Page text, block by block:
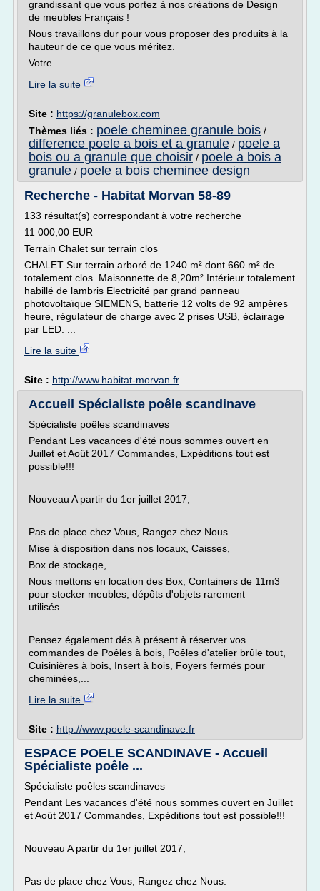
grandissant que vous portez à nos créations de Design
de meubles Français !
Nous travaillons dur pour vous proposer des produits à la
hauteur de ce que vous méritez.
Votre...
Lire la suite
Site : https://granulebox.com
Thèmes liés : poele cheminee granule bois /
difference poele a bois et a granule / poele a
bois ou a granule que choisir / poele a bois a
granule / poele a bois cheminee design
Recherche - Habitat Morvan 58-89
133 résultat(s) correspondant à votre recherche
11 000,00 EUR
Terrain Chalet sur terrain clos
CHALET Sur terrain arboré de 1240 m² dont 660 m² de
totalement clos. Maisonnette de 8,20m² Intérieur totalement
habillé de lambris Electricité par grand panneau
photovoltaïque SIEMENS, batterie 12 volts de 92 ampères
heure, régulateur de charge avec 2 prises USB, éclairage
par LED. ...
Lire la suite
Site : http://www.habitat-morvan.fr
Accueil Spécialiste poêle scandinave
Spécialiste poêles scandinaves
Pendant Les vacances d'été nous sommes ouvert en
Juillet et Août 2017 Commandes, Expéditions tout est
possible!!!
Nouveau A partir du 1er juillet 2017,
Pas de place chez Vous, Rangez chez Nous.
Mise à disposition dans nos locaux, Caisses,
Box de stockage,
Nous mettons en location des Box, Containers de 11m3
pour stocker meubles, dépôts d'objets rarement
utilisés.....
Pensez également dés à présent à réserver vos
commandes de Poêles à bois, Poêles d'atelier brûle tout,
Cuisinières à bois, Insert à bois, Foyers fermés pour
cheminées,...
Lire la suite
Site : http://www.poele-scandinave.fr
ESPACE POELE SCANDINAVE - Accueil
Spécialiste poêle ...
Spécialiste poêles scandinaves
Pendant Les vacances d'été nous sommes ouvert en Juillet
et Août 2017 Commandes, Expéditions tout est possible!!!
Nouveau A partir du 1er juillet 2017,
Pas de place chez Vous, Rangez chez Nous.